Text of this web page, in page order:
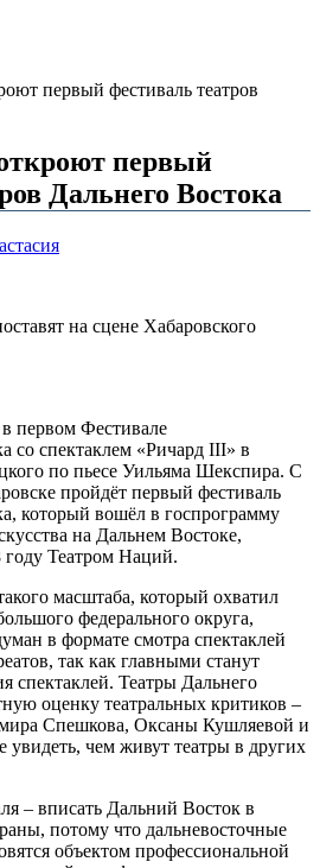
первый фестиваль театров
первый
Дальнего Востока
на сцене Хабаровского
первом Фестивале
со спектаклем «Ричард III» в
по пьесе Уильяма Шекспира. С
пройдёт первый фестиваль
который вошёл в госпрограмму
на Дальнем Востоке,
Театром Наций.
масштаба, который охватил
федерального округа,
в формате смотра спектаклей
так как главными станут
спектаклей. Театры Дальнего
оценку театральных критиков –
Спешкова, Оксаны Кушляевой и
чем живут театры в других
– вписать Дальний Восток в
потому что дальневосточные
объектом профессиональной